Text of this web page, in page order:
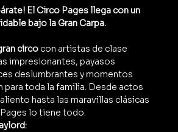
El Circo Pages llega con un
bajo la Gran Carpa.
circo con artistas de clase
impresionantes, payasos
deslumbrantes y momentos
para toda la familia. Desde actos
hasta las maravillas clásicas
lo tiene todo.